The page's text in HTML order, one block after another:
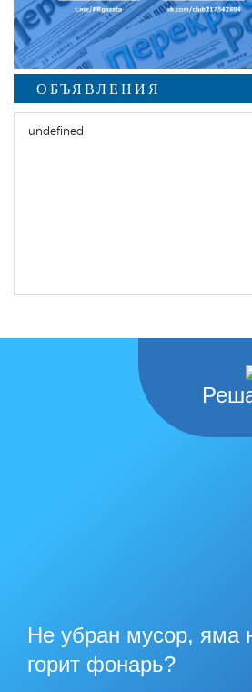
ОБЪЯВЛЕНИЯ
undefined
Не убран мусор, яма
горит фонарь?